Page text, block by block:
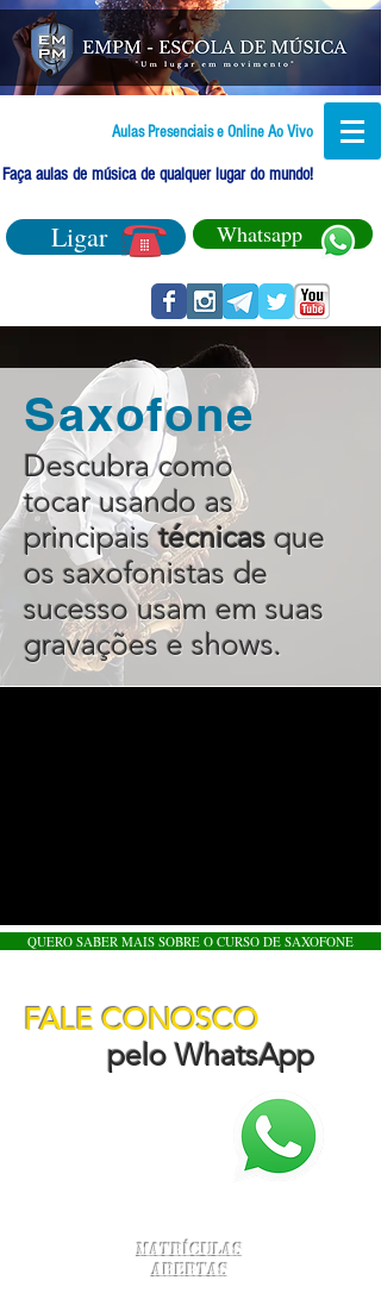
Aulas Presenciais e Online Ao Vivo
Faça aulas de música de qualquer lugar do mundo!
Ligar Whatsapp
Saxofone
Descubra como
tocar usando as
principaistécnicas que
os saxofonistas de
sucesso usam em suas
gravações e shows.
QUERO SABER MAIS SOBRE O CURSO DE SAXOFONE
FALE CONOSCO
pelo WhatsApp
Matrículas
Abertas